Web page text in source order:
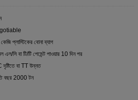
প্লাস্টিকের বোনা ব্যাগ
সি বা টি/টি পেমেন্ট পাওয়ার 10 দিন পর
দৃষ্টিতে বা TT উন্নত
বছর 2000 টন